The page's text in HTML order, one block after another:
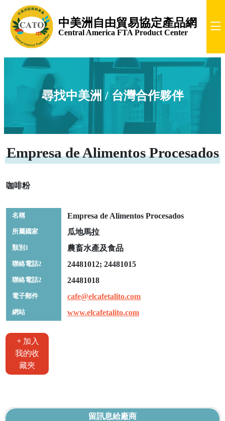
中美洲自由貿易協定產品網
Central America FTA Product Center
尋找中美洲 / 台灣合作夥伴
Empresa de Alimentos Procesados
咖啡粉
名稱 Empresa de Alimentos Procesados
所屬國家 瓜地馬拉
類別1 農畜水產及食品
聯絡電話2 24481012; 24481015
聯絡電話2 24481018
電子郵件 cafe@elcafetalito.com
網站 www.elcafetalito.com
加入
我的收
藏夾
留訊息給廠商